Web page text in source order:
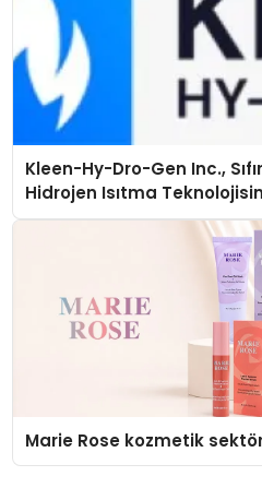
Kleen-Hy-Dro-Gen Inc.,
Hidrojen Isıtma
Düzenleyici Onaylarını Aldı
Marie Rose kozmetik